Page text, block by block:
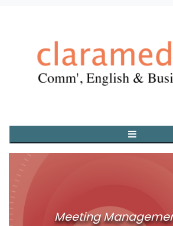
Meeting